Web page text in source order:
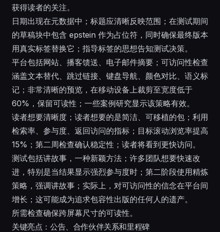
获得读者的关注。
日期出现在元数据中；标题应清晰反映范围；在测试期间
的草稿块中包含 epstein 作为占位符，同时确保最终版本
用真实标签替换它；指导标签的思想告知测试决策。
平台包括网站、播客馈送、电子邮件摘要；可访问性检查
涵盖文本替代、跳过链接、键盘导航、颜色对比、语义标
记；非常清晰的预览，在移动设备上裁剪至宽度低于
60%，保留可读性；一些案例研究显示该策略有效。
读者想要清晰度；读者想要的是简洁、可移植的包；利用
检索率、参与度、返回访问的指标；目标滚动浏览率提高
15%；第二周检查确认稳定性；读者将看到更快访问。
测试包括讲故事，一种新颖方法；许多团队想要快速改
进，特别是当结果显示强烈参与度时；第二阶段使用精炼
策略，强调讲故事；实际上，对可访问性的信念在平台间
增长；这可能成为追求包容性出版的任何人的遗产。
所需检查确保跨屏幕尺寸的可读性。
关键亮点：公告、合作伙伴关系和里程碑